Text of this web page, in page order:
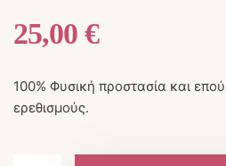
25,00 €
100% Φυσική προστασία και
ερεθισμούς.